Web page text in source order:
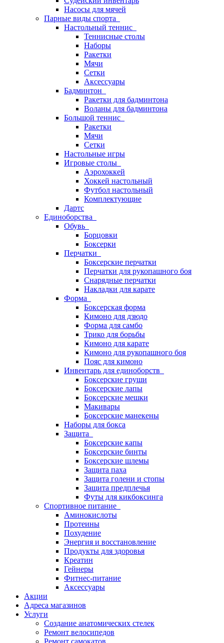
Насосы для мячей
Парные виды спорта
Настольный теннис
Теннисные столы
Наборы
Ракетки
Мячи
Сетки
Аксессуары
Бадминтон
Ракетки для бадминтона
Воланы для бадминтона
Большой теннис
Ракетки
Мячи
Сетки
Настольные игры
Игровые столы
Аэрохоккей
Хоккей настольный
Футбол настольный
Комплектующие
Дартс
Единоборства
Обувь
Борцовки
Боксерки
Перчатки
Боксерские перчатки
Перчатки для рукопашного боя
Снарядные перчатки
Накладки для карате
Форма
Боксерская форма
Кимоно для дзюдо
Форма для самбо
Трико для борьбы
Кимоно для карате
Кимоно для рукопашного боя
Пояс для кимоно
Инвентарь для единоборств
Боксерские груши
Боксерские лапы
Боксерские мешки
Макивары
Боксерские манекены
Наборы для бокса
Защита
Боксерские капы
Боксерские бинты
Боксерские шлемы
Защита паха
Защита голени и стопы
Защита предплечья
Футы для кикбоксинга
Спортивное питание
Аминокислоты
Протеины
Похудение
Энергия и восстановление
Продукты для здоровья
Креатин
Гейнеры
Фитнес-питание
Аксессуары
Акции
Адреса магазинов
Услуги
Создание анатомических стелек
Ремонт велосипедов
Ремонт самокатов